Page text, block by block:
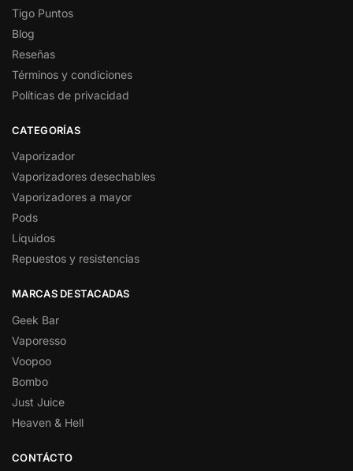
Tigo Puntos
Blog
Reseñas
Términos y condiciones
Políticas de privacidad
CATEGORÍAS
Vaporizador
Vaporizadores desechables
Vaporizadores a mayor
Pods
Líquidos
Repuestos y resistencias
MARCAS DESTACADAS
Geek Bar
Vaporesso
Voopoo
Bombo
Just Juice
Heaven & Hell
CONTÁCTO